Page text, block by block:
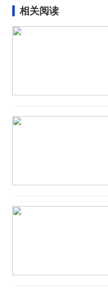
相关阅读